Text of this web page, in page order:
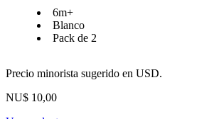
6m+
Blanco
Pack de 2
Precio minorista sugerido en USD.
NU$ 10,00